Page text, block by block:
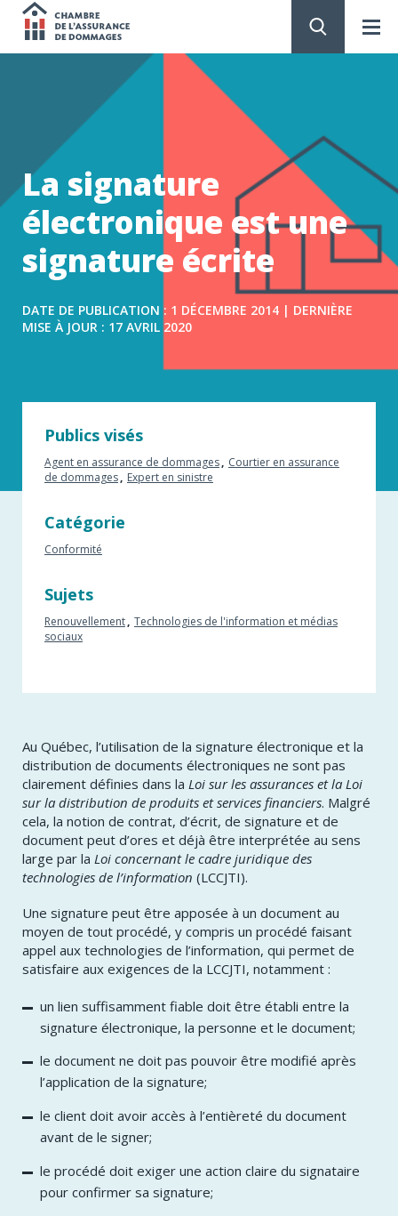
CONTENU
Chambre
l'assurance
de
dommages
La signature
électronique est une
signature écrite
DATE DE PUBLICATION : 1 DÉCEMBRE 2014 | DERNIÈRE
MISE À JOUR : 17 AVRIL 2020
Publics visés
Agent en assurance de dommages
Courtier en assurance
de dommages
Expert en sinistre
Catégorie
Conformité
Sujets
Renouvellement Technologies de l'information et médias
sociaux
Au Québec, l’utilisation de la signature électronique et la
distribution de documents électroniques ne sont pas
clairement définies dans la Loi sur les assurances et la Loi
sur la distribution de produits et services financiers. Malgré
cela, la notion de contrat, d’écrit, de signature et de
document peut d’ores et déjà être interprétée au sens
large par la Loi concernant le cadre juridique des
technologies de l’information (LCCJTI).
Une signature peut être apposée à un document au
moyen de tout procédé, y compris un procédé faisant
appel aux technologies de l’information, qui permet de
satisfaire aux exigences de la LCCJTI, notamment :
un lien suffisamment fiable doit être établi entre la
signature électronique, la personne et le document;
le document ne doit pas pouvoir être modifié après
l’application de la signature;
le client doit avoir accès à l’entièreté du document
avant de le signer;
le procédé doit exiger une action claire du signataire
pour confirmer sa signature;